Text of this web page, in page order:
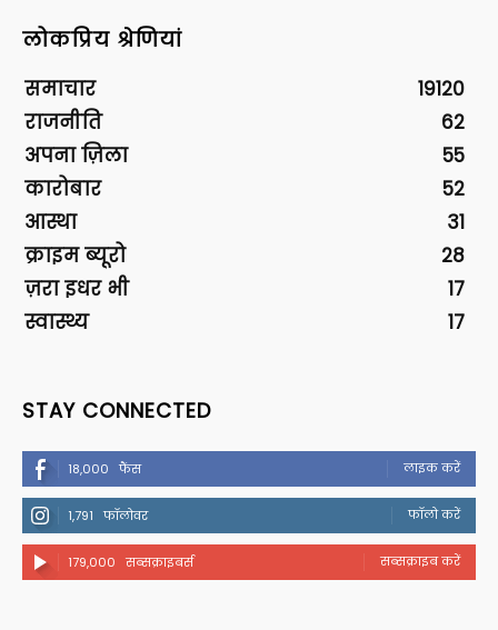
लोकप्रिय श्रेणियां
समाचार
19120
राजनीति
62
अपना ज़िला
55
कारोबार
52
आस्था
31
क्राइम ब्यूरो
28
ज़रा इधर भी
17
स्वास्थ्य
17
STAY CONNECTED
18,000 फैंस लाइक करें
1,791 फॉलोवर फॉलो करें
179,000 सब्सक्राइबर्स सब्सक्राइब करें